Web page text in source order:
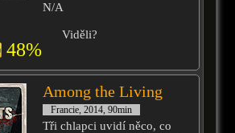
N/A
48%
Viděli?
Among the Living
Francie, 2014, 90min
Tři chlapci uvidí něco, co